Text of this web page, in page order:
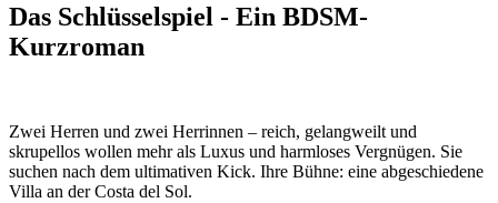
Das Schlüsselspiel - Ein BDSM-
Kurzroman
Zwei Herren und zwei Herrinnen – reich, gelangweilt und
skrupellos wollen mehr als Luxus und harmloses Vergnügen. Sie
suchen nach dem ultimativen Kick. Ihre Bühne: eine abgeschiedene
Villa an der Costa del Sol.